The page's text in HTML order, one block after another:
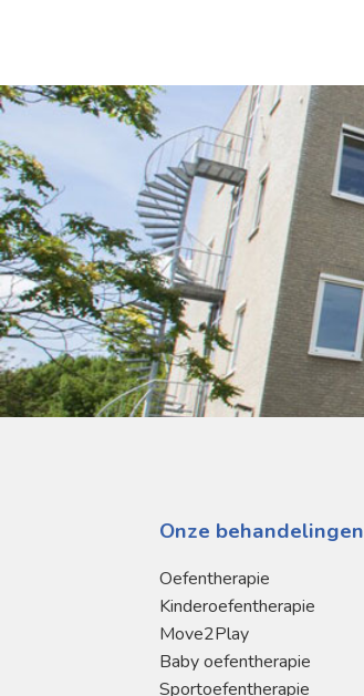
Onze behandelingen
Oefentherapie
Kinderoefentherapie
Move2Play
Baby oefentherapie
Sportoefentherapie